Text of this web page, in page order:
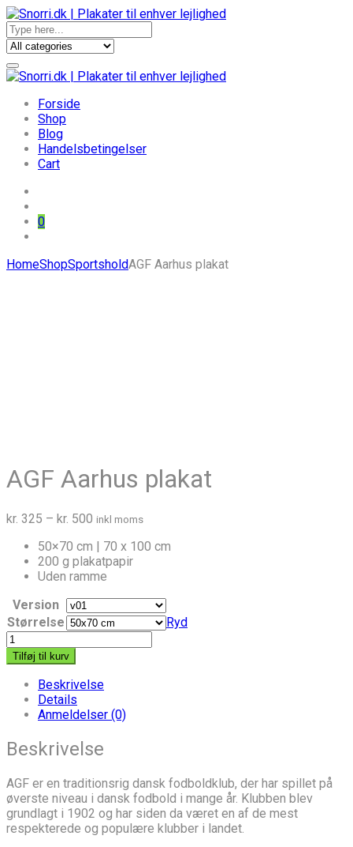
Forside
Shop
Blog
Handelsbetingelser
Cart
0
Skip
HomeShopSportsholdAGF Aarhus plakat
AGF Aarhus plakat
kr. 325 – kr. 500 Prisinterval:
kr. 500
inkl moms
50×70 cm | 70 x 100 cm
200 g plakatpapir
Uden ramme
Version
Størrelse
Ryd
AGF
Aarhus
plakat
antal
Tilføj til kurv
Beskrivelse
Details
Anmeldelser (0)
Beskrivelse
AGF er en traditionsrig dansk fodboldklub, der har spillet på
øverste niveau i dansk fodbold i mange år. Klubben blev
grundlagt i 1902 og har siden da været en af de mest
respekterede og populære klubber i landet.